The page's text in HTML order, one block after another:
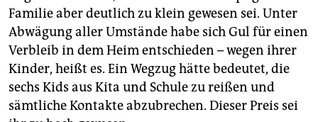
Familie aber deutlich zu klein gewesen sei. Unter
Abwägung aller Umstände habe sich Gul für einen
Verbleib in dem Heim entschieden – wegen ihrer
Kinder, heißt es. Ein Wegzug hätte bedeutet, die
sechs Kids aus Kita und Schule zu reißen und
sämtliche Kontakte abzubrechen. Dieser Preis sei